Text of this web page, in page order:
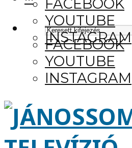
FACEBOOK
YOUTUBE
INSTAGRAM
FACEBOOK
YOUTUBE
INSTAGRAM